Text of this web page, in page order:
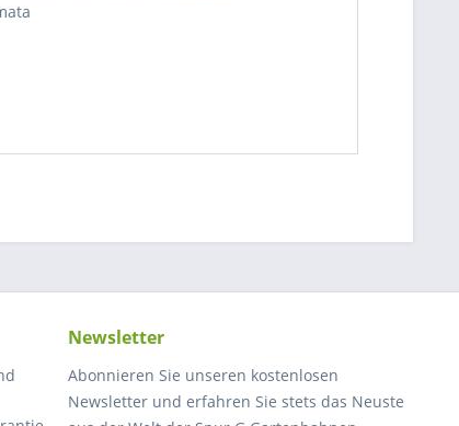
Newsletter
Abonnieren Sie unseren kostenlosen
Newsletter und erfahren Sie stets das Neuste